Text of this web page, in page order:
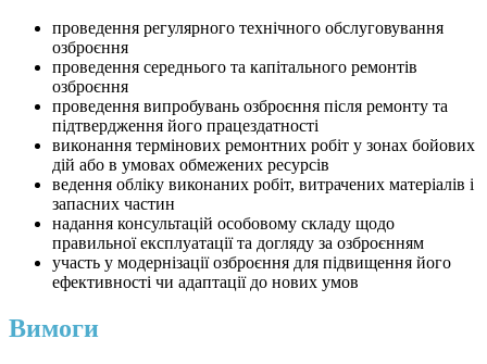
проведення регулярного технічного обслуговування
озброєння
проведення середнього та капітального ремонтів
озброєння
проведення випробувань озброєння після ремонту та
підтвердження його працездатності
виконання термінових ремонтних робіт у зонах бойових
дій або в умовах обмежених ресурсів
ведення обліку виконаних робіт, витрачених матеріалів і
запасних частин
надання консультацій особовому складу щодо
правильної експлуатації та догляду за озброєнням
участь у модернізації озброєння для підвищення його
ефективності чи адаптації до нових умов
Вимоги